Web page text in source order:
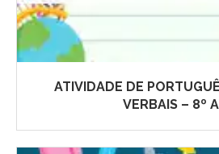
ATIVIDADE DE
VERBAIS – 8º